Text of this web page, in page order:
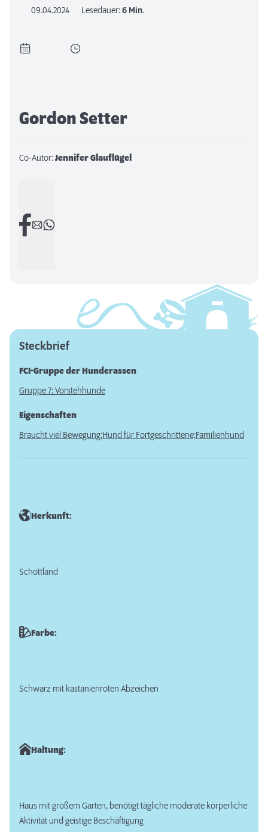
09.04.2024 Lesedauer:6 Min.
Gordon Setter
Co-Autor:Jennifer Glauflügel
Steckbrief
FCI-Gruppe der Hunderassen
Gruppe 7: Vorstehhunde
Eigenschaften
Braucht viel Bewegung;Hund für Fortgeschrittene;Familienhund
Herkunft:
Schottland
Farbe:
Schwarz mit kastanienroten Abzeichen
Haltung:
Haus mit großem Garten, benötigt tägliche moderate körperliche
Aktivität und geistige Beschäftigung